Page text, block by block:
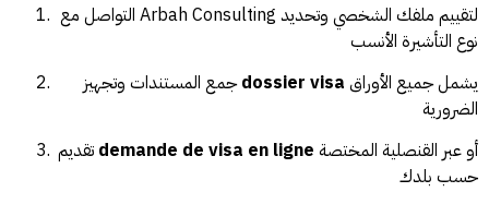
التواصل مع Arbah Consulting لتقييم ملفك الشخصي وتحديد
نوع التأشيرة الأنسب
جمع المستندات وتجهيزdossier visa
الضرورية
demande de visa en ligne
حسب بلدك